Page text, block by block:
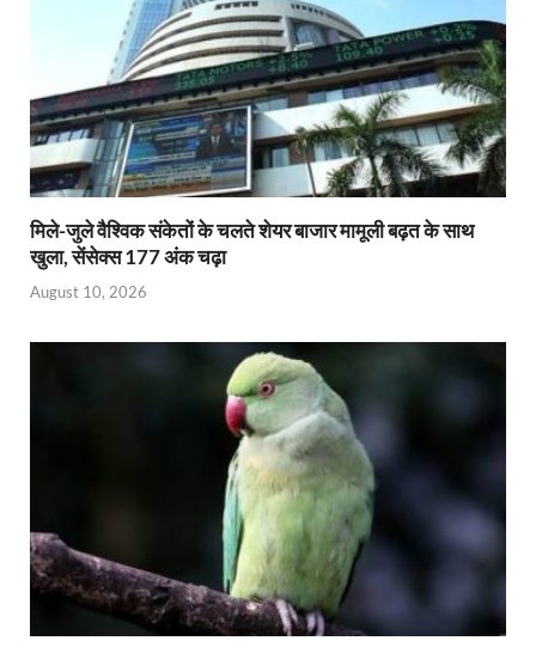
मिले-जुले वैश्विक संकेतों के चलते शेयर बाजार मामूली बढ़त के साथ
खुला, सेंसेक्स 177 अंक चढ़ा
August 10, 2026